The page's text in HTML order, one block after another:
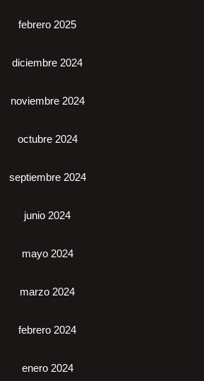
febrero 2025
diciembre 2024
noviembre 2024
octubre 2024
septiembre 2024
junio 2024
mayo 2024
marzo 2024
febrero 2024
enero 2024